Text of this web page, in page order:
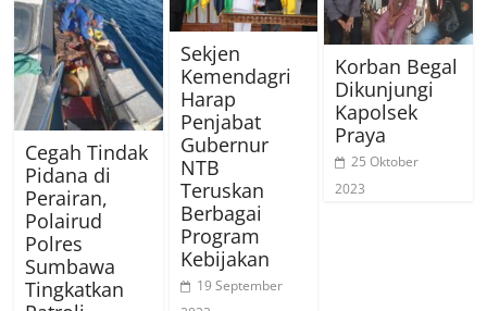
Cegah Tindak
Pidana di
Perairan,
Polairud
Polres
Sumbawa
Tingkatkan
Sekjen
Kemendagri
Harap
Penjabat
Gubernur
NTB
Teruskan
Berbagai
Program
Kebijakan
19 September
Korban Begal
Dikunjungi
Kapolsek
Praya
25 Oktober
2023